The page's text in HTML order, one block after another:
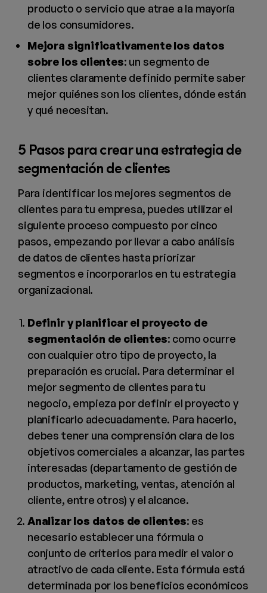
producto o servicio que atrae a la mayoría
de los consumidores.
Mejora significativamente los datos
sobre los clientes: un segmento de
clientes claramente definido permite saber
mejor quiénes son los clientes, dónde están
y qué necesitan.
5 Pasos para crear una estrategia de
segmentación de clientes
Para identificar los mejores segmentos de
clientes para tu empresa, puedes utilizar el
siguiente proceso compuesto por cinco
pasos, empezando por llevar a cabo análisis
de datos de clientes hasta priorizar
segmentos e incorporarlos en tu estrategia
organizacional.
Definir y planificar el proyecto de
segmentación de clientes: como ocurre
con cualquier otro tipo de proyecto, la
preparación es crucial. Para determinar el
mejor segmento de clientes para tu
negocio, empieza por definir el proyecto y
planificarlo adecuadamente. Para hacerlo,
debes tener una comprensión clara de los
objetivos comerciales a alcanzar, las partes
interesadas (departamento de gestión de
productos, marketing, ventas, atención al
cliente, entre otros) y el alcance.
Analizar los datos de clientes: es
necesario establecer una fórmula o
conjunto de criterios para medir el valor o
atractivo de cada cliente. Esta fórmula está
determinada por los beneficios económicos